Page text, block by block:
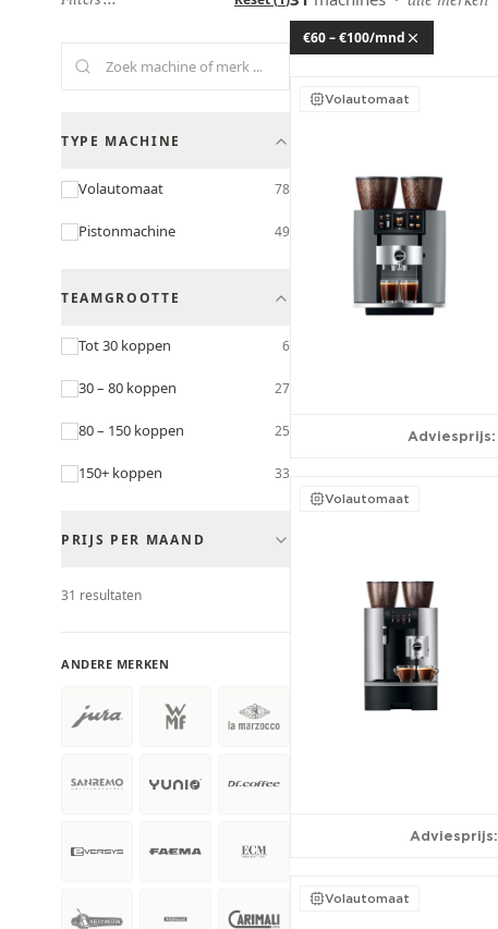
TYPE MACHINE
Volautomaat 78
Pistonmachine 49
TEAMGROOTTE
Tot 30 koppen 6
30 – 80 koppen 27
80 – 150 koppen 25
150+ koppen 33
PRIJS PER MAAND
Tot €30/mnd
€30 – €60/mnd 27
€60 – €100/mnd
€100+/mnd
31 resultaten
ANDERE MERKEN
€60 – €100/mnd
Volautomaat
Adviesprijs:
Volautomaat
Adviesprijs:
Volautomaat